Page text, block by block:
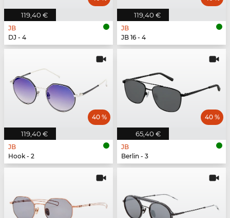
119,40 €
JB
DJ - 4
119,40 €
JB
JB 16 - 4
119,40 €
40 %
JB
Hook - 2
65,40 €
40 %
JB
Berlin - 3